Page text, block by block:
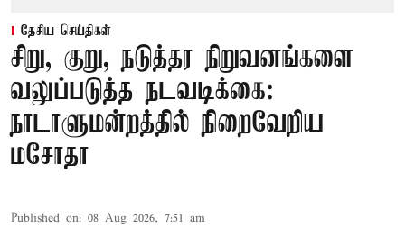
தேசிய செய்திகள்
சிறு, குறு, நடுத்தர நிறுவனங்களை
வலுப்படுத்த நடவடிக்கை:
நாடாளுமன்றத்தில் நிறைவேறிய
மசோதா
Published on: 08 Aug 2026, 7:51 am